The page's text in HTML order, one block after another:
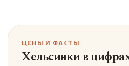
ЦЕНЫ И ФАКТЫ
Хельсинки в